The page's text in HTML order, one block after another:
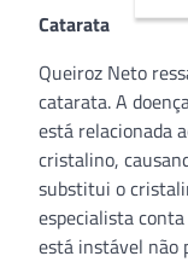
Catarata
Queiroz Neto
catarata. A
está relacionada
cristalino,
substitui o
especialista
está instável não